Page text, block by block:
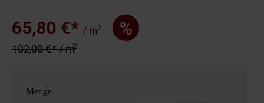
65,80 €* / m2 %
102,00 €* / m2
Menge